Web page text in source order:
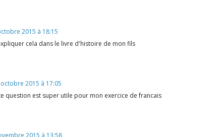
2015 à 18:15
cela dans le livre d'histoire de mon fils
2015 à 17:05
question est super utile pour mon exercice de francais
2015 à 13:58